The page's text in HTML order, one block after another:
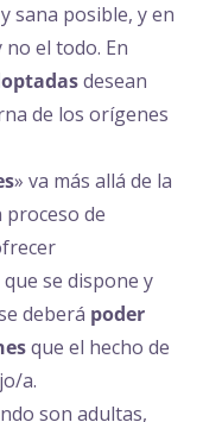
sana posible, y en
el todo. En
desean
de los orígenes
» va más allá de la
de
se dispone y
deberá poder
que el hecho de
a.
son adultas,